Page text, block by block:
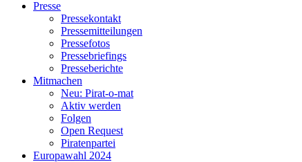
Presse
Pressekontakt
Pressemitteilungen
Pressefotos
Pressebriefings
Presseberichte
Mitmachen
Neu: Pirat-o-mat
Aktiv werden
Folgen
Open Request
Piratenpartei
Europawahl 2024